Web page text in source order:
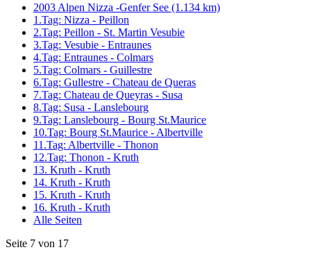
2003 Alpen Nizza -Genfer See (1.134 km)
1.Tag: Nizza - Peillon
2.Tag: Peillon - St. Martin Vesubie
3.Tag: Vesubie - Entraunes
4.Tag: Entraunes - Colmars
5.Tag: Colmars - Guillestre
6.Tag: Gullestre - Chateau de Queras
7.Tag: Chateau de Queyras - Susa
8.Tag: Susa - Lanslebourg
9.Tag: Lanslebourg - Bourg St.Maurice
10.Tag: Bourg St.Maurice - Albertville
11.Tag: Albertville - Thonon
12.Tag: Thonon - Kruth
13. Kruth - Kruth
14. Kruth - Kruth
15. Kruth - Kruth
16. Kruth - Kruth
Alle Seiten
Seite 7 von 17